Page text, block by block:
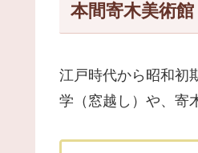
本間寄木美術館
江戸時代から昭和初
学（窓越し）や、寄